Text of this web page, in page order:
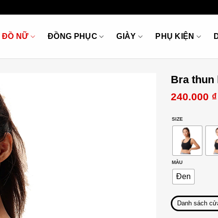
ĐỒ NỮ ĐỒNG PHỤC GIÀY PHỤ KIỆN
Bra thun
240.000 ₫
SIZE
MÀU
Đen
Danh sách